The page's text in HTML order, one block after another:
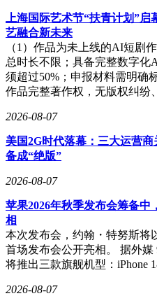
上海国际艺术节“扶青计划”
艺融合新未来
（1）作品为未上线的AI短剧
总时长不限；具备完整数字
须超过50%；申报材料需明确
作品完整著作权，无版权纠纷
2026-08-07
美国2G时代落幕：三大运营
备成“绝版”
2026-08-07
苹果2026年秋季发布会筹备
相
本次发布会，约翰・特努斯将
首场发布会公开亮相。 据外媒
将推出三款旗舰机型：iPhone
2026-08-07